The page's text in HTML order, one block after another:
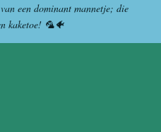
een dominant mannetje; die
kaketoe! 🦜🐠